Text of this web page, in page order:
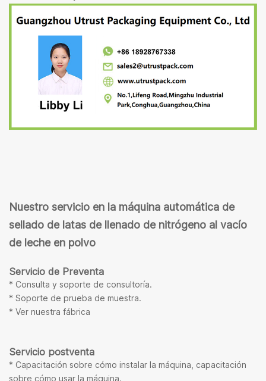
Nuestro servicio en la máquina automática de
sellado de latas de llenado de nitrógeno al vacío
de leche en polvo
Servicio de Preventa
* Consulta y soporte de consultoría.
* Soporte de prueba de muestra.
* Ver nuestra fábrica
Servicio postventa
* Capacitación sobre cómo instalar la máquina, capacitación
sobre cómo usar la máquina.